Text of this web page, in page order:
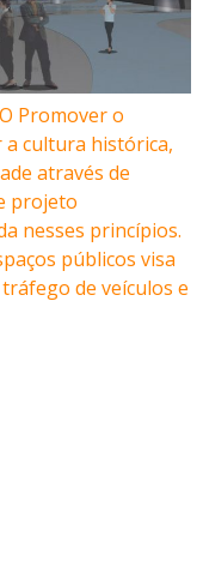
Promover o
cultura histórica,
através de
projeto
nesses princípios.
públicos visa
de veículos e